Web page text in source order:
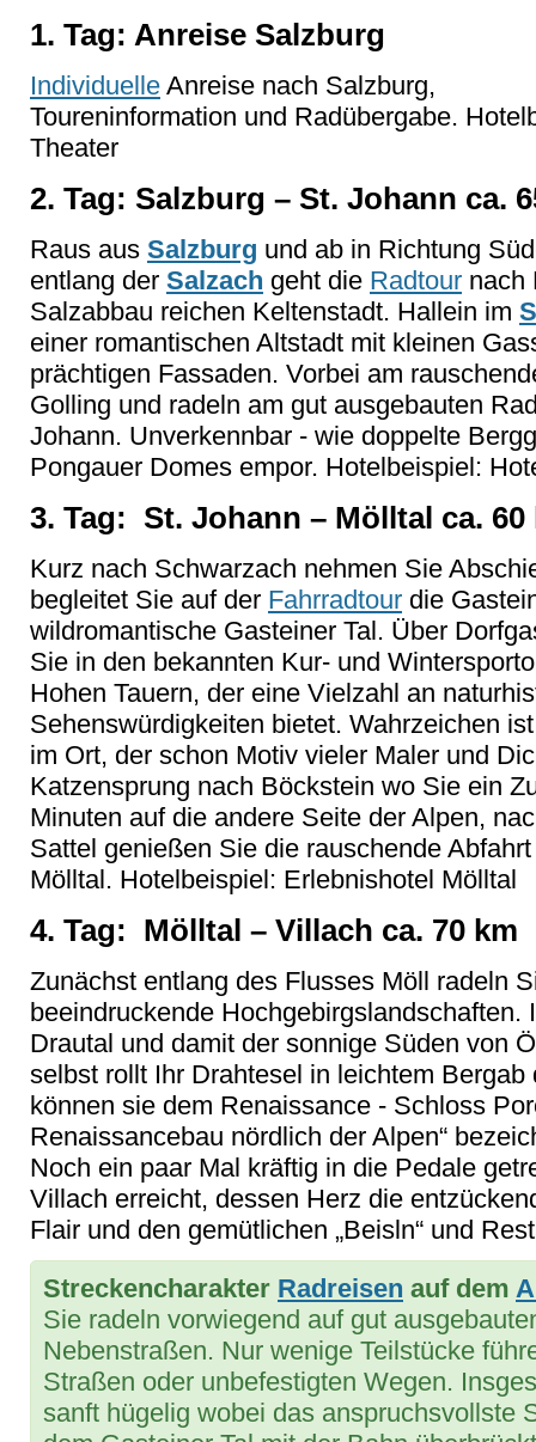
1. Tag: Anreise Salzburg
Individuelle Anreise nach Salzburg,
Toureninformation und Radübergabe.
Theater
2. Tag: Salzburg – St. Johann ca.
Raus aus Salzburg und ab in Richtung
entlang der Salzach geht die Radtour nach
Salzabbau reichen Keltenstadt. Hallein im
einer romantischen Altstadt mit kleinen
prächtigen Fassaden. Vorbei am
Golling und radeln am gut ausgebauten
Johann. Unverkennbar - wie doppelte
Pongauer Domes empor. Hotelbeispiel:
3. Tag: St. Johann – Mölltal ca.
Kurz nach Schwarzach nehmen Sie
begleitet Sie auf der Fahrradtour die
wildromantische Gasteiner Tal. Über
Sie in den bekannten Kur- und
Hohen Tauern, der eine Vielzahl an
Sehenswürdigkeiten bietet. Wahrzeichen
im Ort, der schon Motiv vieler Maler und
Katzensprung nach Böckstein wo Sie ein
Minuten auf die andere Seite der Alpen,
Sattel genießen Sie die rauschende
Mölltal. Hotelbeispiel: Erlebnishotel Mölltal
4. Tag: Mölltal – Villach ca. 70 km
Zunächst entlang des Flusses Möll radeln
beeindruckende
Drautal und damit der sonnige Süden von
selbst rollt Ihr Drahtesel in leichtem
können sie dem Renaissance - Schloss
Renaissancebau nördlich der Alpen“
Noch ein paar Mal kräftig in die Pedale
Villach erreicht, dessen Herz die
Flair und den gemütlichen „Beisln“ und
Streckencharakter Radreisen auf dem
Sie radeln vorwiegend auf gut
Nebenstraßen. Nur wenige Teilstücke
Straßen oder unbefestigten Wegen.
sanft hügelig wobei das anspruchsvollste